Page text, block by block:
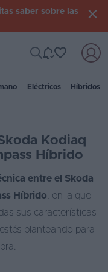
saber sobre las
Eléctricos Híbridos
Kodiaq
Híbrido
entre el Skoda
Híbrido , en la que
sus características
planteando para